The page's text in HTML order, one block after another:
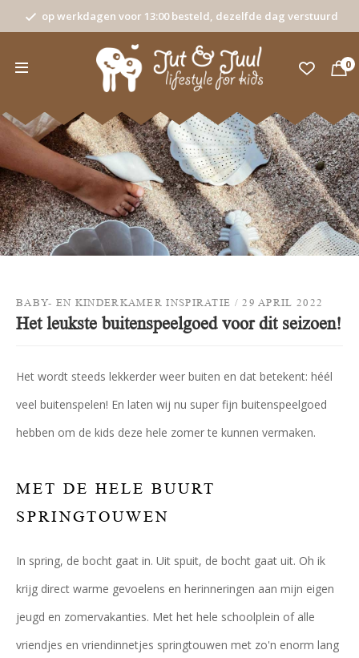
op werkdagen voor 13:00 besteld, dezelfde dag verstuurd
0
BABY- EN KINDERKAMER INSPIRATIE /29 APRIL 2022
Het leukste buitenspeelgoed voor dit seizoen!
Het wordt steeds lekkerder weer buiten en dat betekent: héél
veel buitenspelen! En laten wij nu super fijn buitenspeelgoed
hebben om de kids deze hele zomer te kunnen vermaken.
MET DE HELE BUURT
SPRINGTOUWEN
In spring, de bocht gaat in. Uit spuit, de bocht gaat uit. Oh ik
krijg direct warme gevoelens en herinneringen aan mijn eigen
jeugd en zomervakanties. Met het hele schoolplein of alle
vriendjes en vriendinnetjes springtouwen met zo'n enorm lang